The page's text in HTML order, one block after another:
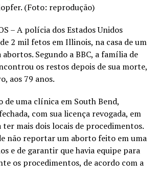
(Foto: reprodução)
– A polícia dos Estados Unidos
2 mil fetos em Illinois, na casa de um
Segundo a BBC, a família de
os restos depois de sua morte,
aos 79 anos.
de uma clínica em South Bend,
com sua licença revogada, em
ter mais dois locais de procedimentos.
não reportar um aborto feito em uma
e de garantir que havia equipe para
os procedimentos, de acordo com a